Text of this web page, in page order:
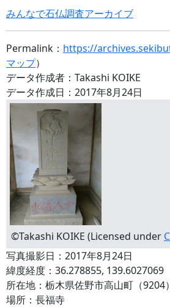
みんなで石仏調査アーカイブ
Permalink： https://
マップ）
データ作成者：Takashi KOIKE
データ作成日：2017年8月24日
©Takashi KOIKE (Licensed under
写真撮影日：2017年8月24日
緯度経度：36.278855, 139.6027069
所在地：栃木県佐野市高山町（9204）
場所：長福寺